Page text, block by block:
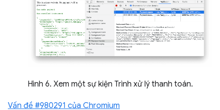
Hình 6. Xem một sự kiện Trình xử lý thanh toán.
Vấn đề #980291 của Chromium